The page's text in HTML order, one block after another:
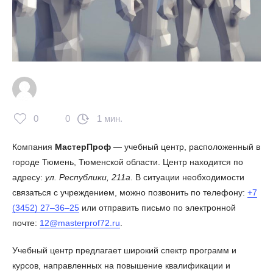
0 0 1 мин.
Компания МастерПроф — учебный центр, расположенный в
городе Тюмень, Тюменской области. Центр находится по
адресу: ул. Республики, 211а . В ситуации необходимости
связаться с учреждением, можно позвонить по телефону: +7
(3452) 27‒36‒25 или отправить письмо по электронной
почте: 12@masterprof72.ru
Учебный центр предлагает широкий спектр программ и
курсов, направленных на повышение квалификации и